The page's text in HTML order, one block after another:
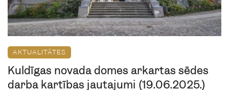
AKTUALITĀTES
Kuldīgas novada domes ārkārtas sēdes
darba kārtības jautājumi (19.06.2025.)